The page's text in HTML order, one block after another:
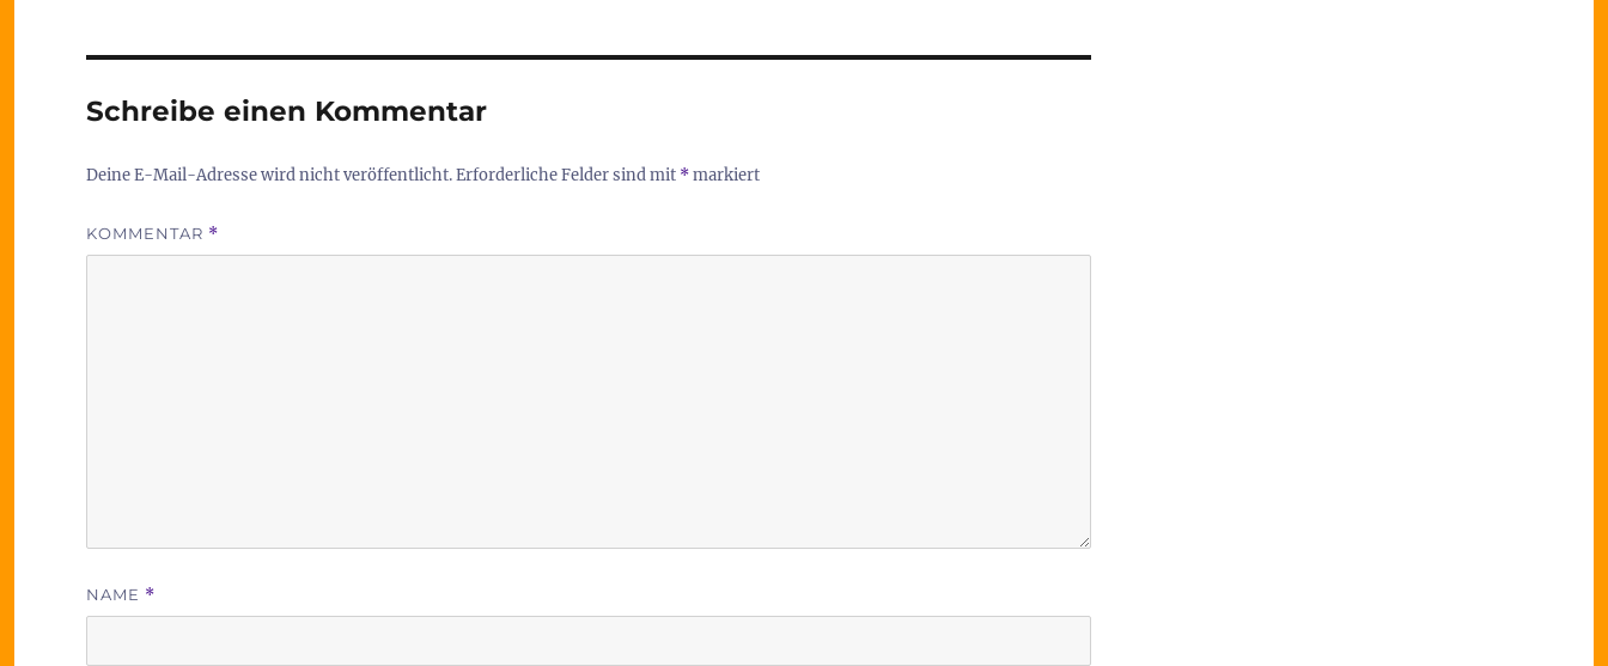
Schreibe einen Kommentar
Deine E-Mail-Adresse wird nicht veröffentlicht.Erforderliche Felder sind mit *markiert
KOMMENTAR *
NAME *